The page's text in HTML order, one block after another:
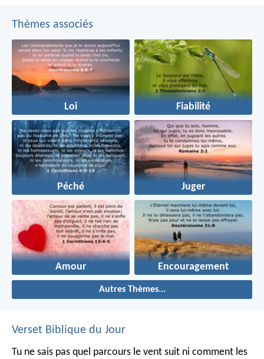
Thèmes associés
Loi Fiabilité
Péché Juger
Amour Encouragement
Autres Thèmes...
Verset Biblique du Jour
Tu ne sais pas quel parcours le vent suit ni comment les